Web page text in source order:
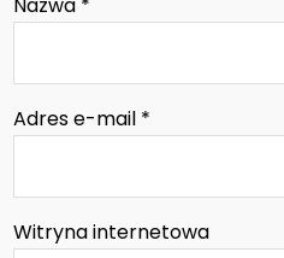
Adres e-mail *
Witryna internetowa